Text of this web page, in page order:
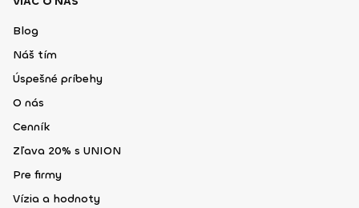
Blog
Náš tím
Úspešné príbehy
O nás
Cenník
Zľava 20% s UNION
Pre firmy
Vízia a hodnoty